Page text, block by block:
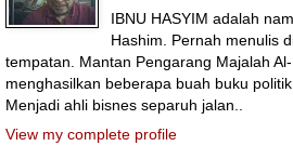
IBNU HASYIM adalah
Hashim. Pernah menulis
tempatan. Mantan Pengarang Majalah
menghasilkan beberapa buah buku
Menjadi ahli bisnes separuh jalan..
View my complete profile